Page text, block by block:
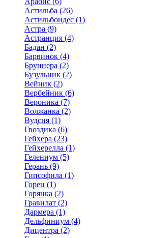
Астильба (26)
Астильбоидес (1)
Астра (9)
Астранция (4)
Бадан (2)
Барвинок (4)
Бруннера (2)
Бузульник (2)
Вейник (2)
Вербейник (6)
Вероника (7)
Волжанка (2)
Вудсия (1)
Гвоздика (6)
Гейхера (23)
Гейхерелла (1)
Гелениум (5)
Герань (9)
Гипсофила (1)
Горец (1)
Горянка (2)
Гравилат (2)
Дармера (1)
Дельфиниум (4)
Дицентра (2)